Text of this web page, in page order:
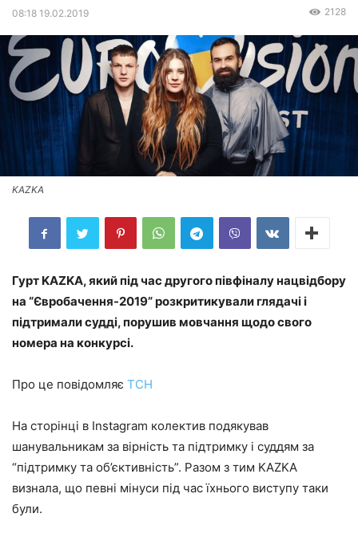
08:18 19.02.2019 2128
KAZKA
Гурт KAZKA, який під час другого півфіналу нацвідбору
на “Євробачення-2019” розкритикували глядачі і
підтримали судді, порушив мовчання щодо свого
номера на конкурсі.
Про це повідомляє ТСН
На сторінці в Instagram колектив подякував
шанувальникам за вірність та підтримку і суддям за
“підтримку та об’єктивність”. Разом з тим KAZKA
визнала, що певні мінуси під час їхнього виступу таки
були.